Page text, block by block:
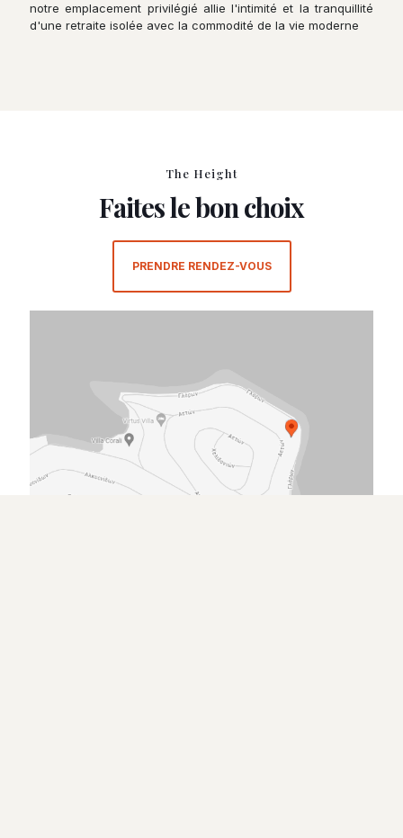
notre emplacement privilégié allie l'intimité et la tranquillité
d'une retraite isolée avec la commodité de la vie moderne
The Height
Faites le bon choix
PRENDRE RENDEZ-VOUS